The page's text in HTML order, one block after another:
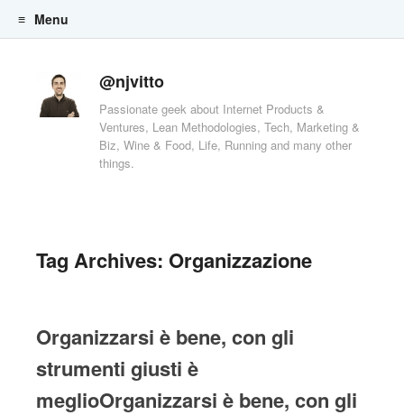
@njvitto
Passionate geek about Internet Products &
Ventures, Lean Methodologies, Tech, Marketing &
Biz, Wine & Food, Life, Running and many other
things.
Menu
Tag Archives: Organizzazione
Organizzarsi è bene, con gli
strumenti giusti è
meglioOrganizzarsi è bene, con gli